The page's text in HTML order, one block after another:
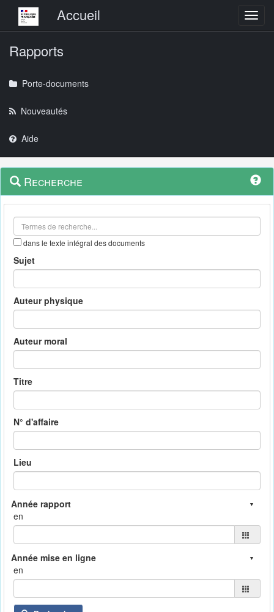
Menu principalAccueil
Rapports
Porte-documents
Nouveautés
Aide
Navigation
outils
Menu
contextuel
Recherche
dans le texte intégral des documents
Sujet
Auteur physique
Auteur moral
Titre
N° d'affaire
Lieu
en
en